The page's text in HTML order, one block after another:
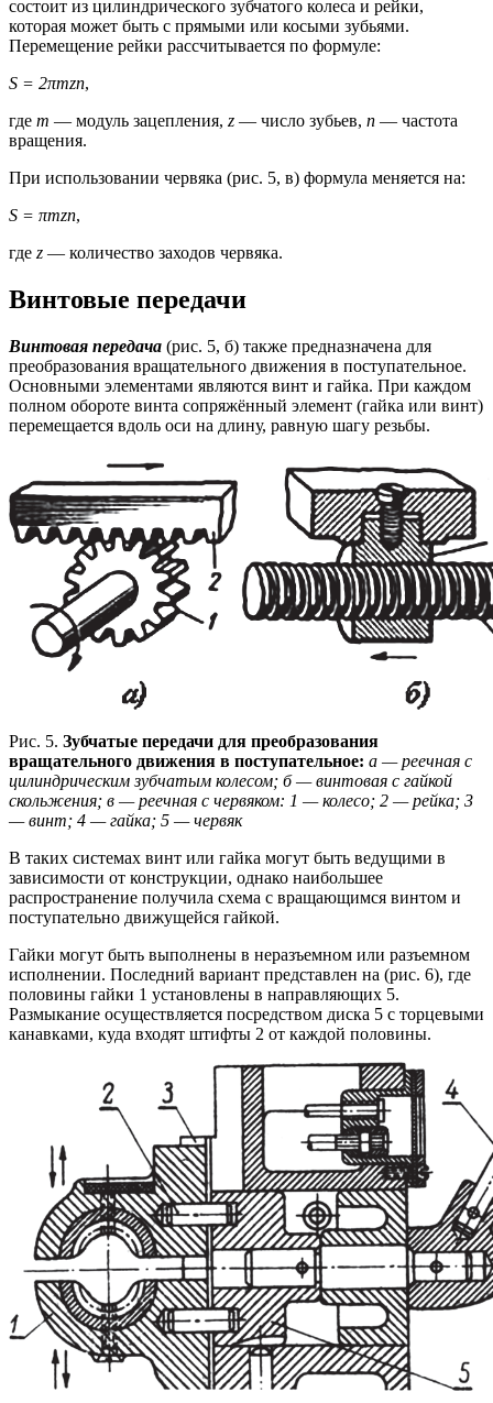
состоит из цилиндрического зубчатого колеса и рейки,
которая может быть с прямыми или косыми зубьями.
Перемещение рейки рассчитывается по формуле:
S = 2πmzn,
где m — модуль зацепления, z — число зубьев, n — частота
вращения.
При использовании червяка (рис. 5, в) формула меняется на:
S = πmzn,
где z — количество заходов червяка.
Винтовые передачи
Винтовая передача (рис. 5, б) также предназначена для
преобразования вращательного движения в поступательное.
Основными элементами являются винт и гайка. При каждом
полном обороте винта сопряжённый элемент (гайка или винт)
перемещается вдоль оси на длину, равную шагу резьбы.
Рис. 5. Зубчатые передачи для преобразования
вращательного движения в поступательное: а — реечная с
цилиндрическим зубчатым колесом; б — винтовая с гайкой
скольжения; в — реечная с червяком: 1 — колесо; 2 — рейка; 3
— винт; 4 — гайка; 5 — червяк
В таких системах винт или гайка могут быть ведущими в
зависимости от конструкции, однако наибольшее
распространение получила схема с вращающимся винтом и
поступательно движущейся гайкой.
Гайки могут быть выполнены в неразъемном или разъемном
исполнении. Последний вариант представлен на (рис. 6), где
половины гайки 1 установлены в направляющих 5.
Размыкание осуществляется посредством диска 5 с торцевыми
канавками, куда входят штифты 2 от каждой половины.